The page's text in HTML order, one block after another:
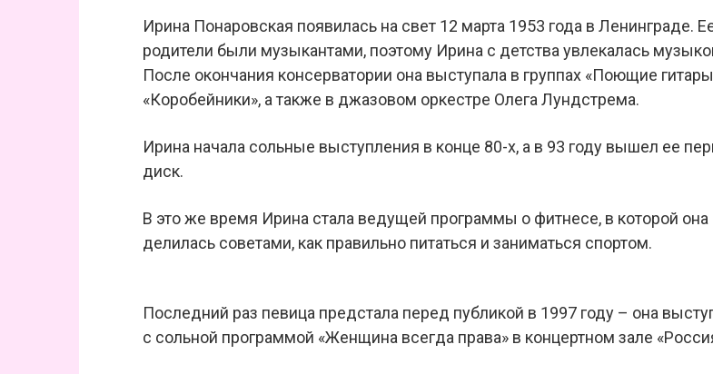
Ирина Понаровская появилась на свет 12 марта 1953 года в Ленинграде.
родители были музыкантами, поэтому Ирина с детства увлекалась
После окончания консерватории она выступала в группах «Поющие
«Коробейники», а также в джазовом оркестре Олега Лундстрема.
Ирина начала сольные выступления в конце 80-х, а в 93 году вышел ее
диск.
В это же время Ирина стала ведущей программы о фитнесе, в которой она
делилась советами, как правильно питаться и заниматься спортом.
Последний раз певица предстала перед публикой в 1997 году – она
с сольной программой «Женщина всегда права» в концертном зале